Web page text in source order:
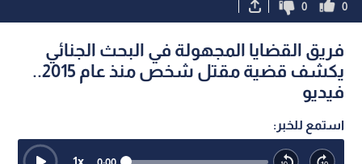
0
0
فريق القضايا المجهولة في البحث الجنائي
يكشف قضية مقتل شخص منذ عام 2015..
فيديو
استمع للخبر: